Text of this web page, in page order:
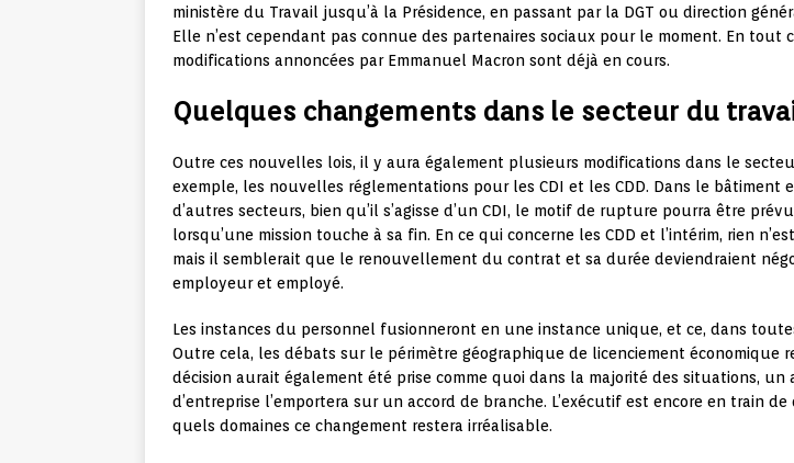
ministère du Travail jusqu’à la Présidence, en passant par la DGT ou direction
Elle n’est cependant pas connue des partenaires sociaux pour le moment. En tout
modifications annoncées par Emmanuel Macron sont déjà en cours.
Quelques changements dans le secteur du
Outre ces nouvelles lois, il y aura également plusieurs modifications dans le
exemple, les nouvelles réglementations pour les CDI et les CDD. Dans le bâtiment
d’autres secteurs, bien qu’il s’agisse d’un CDI, le motif de rupture pourra être
lorsqu’une mission touche à sa fin. En ce qui concerne les CDD et l’intérim, rien
mais il semblerait que le renouvellement du contrat et sa durée deviendraient
employeur et employé.
Les instances du personnel fusionneront en une instance unique, et ce, dans
Outre cela, les débats sur le périmètre géographique de licenciement économique
décision aurait également été prise comme quoi dans la majorité des situations, un
d’entreprise l’emportera sur un accord de branche. L’exécutif est encore en train
quels domaines ce changement restera irréalisable.